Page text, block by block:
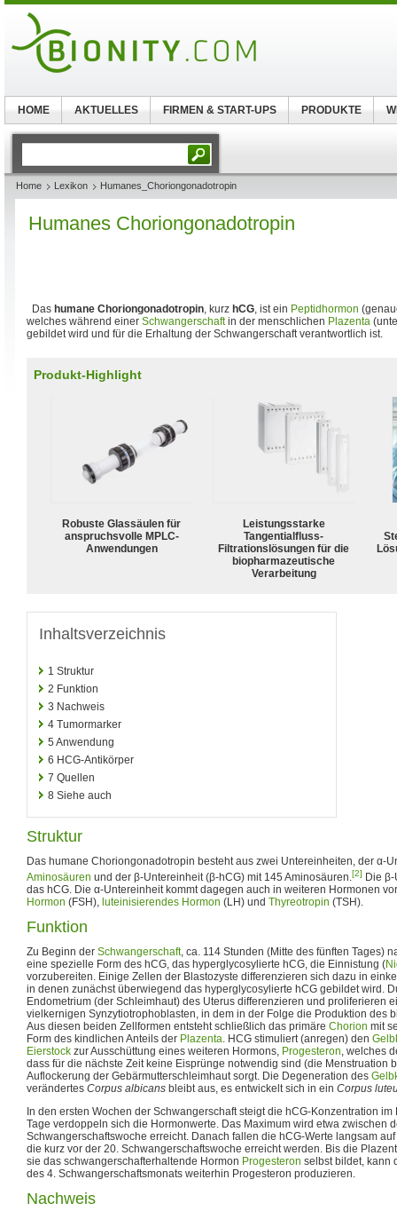
Home Lexikon Humanes_Choriongonadotropin
Humanes Choriongonadotropin
Das humane Choriongonadotropin, kurz hCG, ist ein Peptidhormon
welches während einer Schwangerschaftin der menschlichen Plazenta
gebildet wird und für die Erhaltung der Schwangerschaft verantwortlich ist.
Produkt-Highlight
Robuste Glassäulen für
anspruchsvolle MPLC-
Anwendungen
Leistungsstarke
Tangentialfluss-
Filtrationslösungen für die
biopharmazeutische
Verarbeitung
Inhaltsverzeichnis
1 Struktur
2 Funktion
3 Nachweis
4 Tumormarker
5 Anwendung
6 HCG-Antikörper
7 Quellen
8 Siehe auch
Struktur
Das humane Choriongonadotropin besteht aus zwei Untereinheiten, der α-
Aminosäuren und der β-Untereinheit (β-hCG) mit 145 Aminosäuren.[2] Die
das hCG. Die α-Untereinheit kommt dagegen auch in weiteren Hormonen
Hormon (FSH), luteinisierendes Hormon (LH) und Thyreotropin (TSH).
Funktion
Zu Beginn der Schwangerschaft, ca. 114 Stunden (Mitte des fünften Tages)
eine spezielle Form des hCG, das hyperglycosylierte hCG, die Einnistung (
vorzubereiten. Einige Zellen der Blastozyste differenzieren sich dazu in
in denen zunächst überwiegend das hyperglycosylierte hCG gebildet wird.
Endometrium (der Schleimhaut) des Uterus differenzieren und proliferieren
vielkernigen Synzytiotrophoblasten, in dem in der Folge die Produktion des
Aus diesen beiden Zellformen entsteht schließlich das primäre Chorion mit
Form des kindlichen Anteils der Plazenta. HCG stimuliert (anregen) den
Eierstock zur Ausschüttung eines weiteren Hormons, Progesteron, welches
dass für die nächste Zeit keine Eisprünge notwendig sind (die Menstruation
Auflockerung der Gebärmutterschleimhaut sorgt. Die Degeneration des
verändertes Corpus albicans bleibt aus, es entwickelt sich in ein Corpus
In den ersten Wochen der Schwangerschaft steigt die hCG-Konzentration
Tage verdoppeln sich die Hormonwerte. Das Maximum wird etwa zwischen
Schwangerschaftswoche erreicht. Danach fallen die hCG-Werte langsam
die kurz vor der 20. Schwangerschaftswoche erreicht werden. Bis die
sie das schwangerschafterhaltende Hormon Progesteron selbst bildet, kann
des 4. Schwangerschaftsmonats weiterhin Progesteron produzieren.
Nachweis
HOME AKTUELLES FIRMEN & START-UPS PRODUKTE